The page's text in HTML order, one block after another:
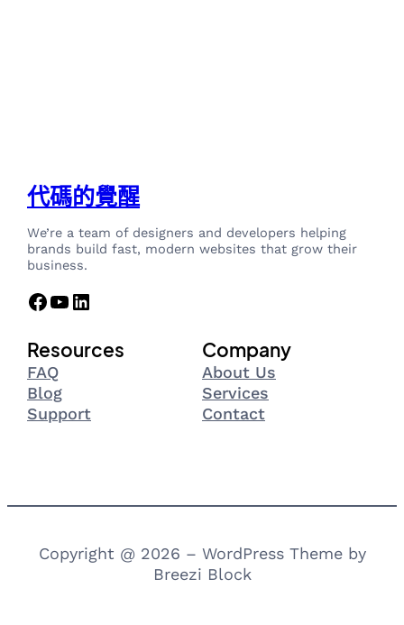
代碼的覺醒
We’re a team of designers and developers helping
brands build fast, modern websites that grow their
business.
Facebook YouTube LinkedIn
Resources
FAQ
Blog
Support
Company
About Us
Services
Contact
Copyright @ 2026 – WordPress Theme by
Breezi Block